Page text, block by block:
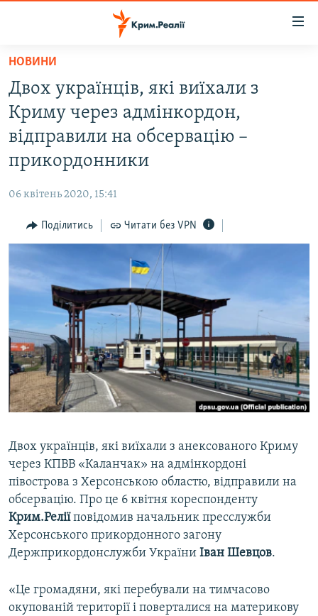
Перейти
основного
матеріалу
Перейти
до
основної
Перейти
пошуку
ВОДА.КРИМ
ВІДЕО ТА ФОТО
ІНТЕРВ'Ю
ДЕПОРТАЦІЯ
ВІДЕОУРОКИ «ELIFBE»
СВІДЧЕННЯ ОКУПАЦІЇ
УКРАЇНСЬКА ПРОБЛЕМА КРИМУ
ІНФОГРАФІКА
ЯК ОБІЙТИ БЛОКУВАННЯ
Русский
Qırımtatar
ДОЛУЧАЙСЯ!
Усі сайти RFE/RL
НОВИНИ
Двох українців, які виїхали з
Криму через адмінкордон,
відправили на обсервацію –
прикордонники
06 квітень 2020, 15:41
Поділитись Читати без VPN
Двох українців, які виїхали з анексованого Криму
через КПВВ «Каланчак» на адмінкордоні
півострова з Херсонською областю, відправили на
обсервацію. Про це 6 квітня кореспонденту
Крим.Реліїповідомив начальник пресслужби
Херсонського прикордонного загону
Держприкордонслужби України Іван Шевцов.
«Це громадяни, які перебували на тимчасово
окупованій території і поверталися на материкову